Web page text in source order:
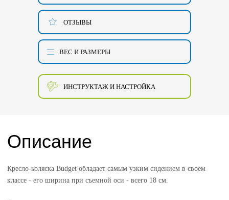
ОТЗЫВЫ
ВЕС И РАЗМЕРЫ
ИНСТРУКТАЖ И НАСТРОЙКА
Описание
Кресло-коляска Budget обладает самым узким сидением в своем
классе - его ширина при съемной оси - всего 18 см.